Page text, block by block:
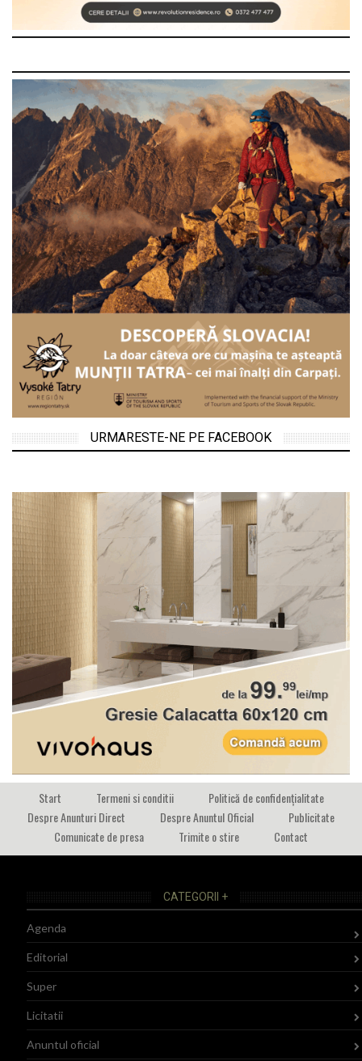
URMARESTE-NE PE FACEBOOK
Start Termeni si conditii
Politică de confidențialitate
Despre Anunturi Direct
Despre Anuntul Oficial
Publicitate
Comunicate de presa
Trimite o stire Contact
CATEGORII +
Agenda
Editorial
Super
Licitatii
Anuntul oficial